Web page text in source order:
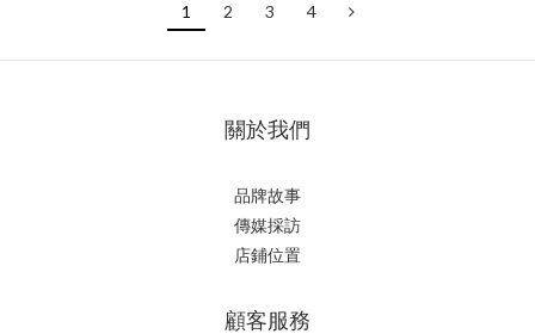
1 2 3 4
關於我們
品牌故事
傳媒採訪
店鋪位置
顧客服務